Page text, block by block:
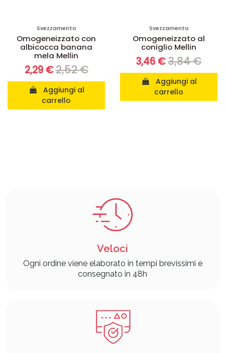
Svezzamento
Omogeneizzato con
albicocca banana
mela Mellin
2,29 €2,52 €
carrello
Svezzamento
Omogeneizzato al
coniglio Mellin
3,46 €3,84 €
carrello
Veloci
Ogni ordine viene elaborato in tempi brevissimi e
consegnato in 48h